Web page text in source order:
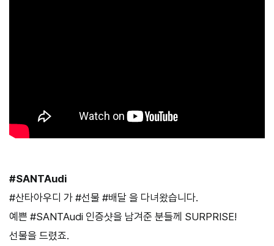
#SANTAudi
#산타아우디 가 #선물 #배달 을 다녀왔습니다.
예쁜 #SANTAudi 인증샷을 남겨준 분들께 SURPRISE!
선물을 드렸죠.